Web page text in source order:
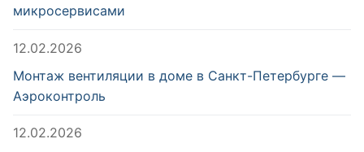
микросервисами
12.02.2026
Монтаж вентиляции в доме в Санкт-Петербурге —
Аэроконтроль
12.02.2026